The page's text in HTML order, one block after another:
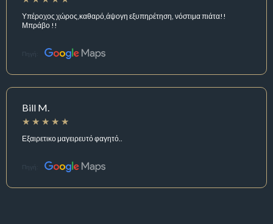
Υπέροχος χώρος,καθαρό,άψογη εξυπηρέτηση, νόστιμα πιάτα!!
Μπράβο !!
Πηγή:
Bill M.
Εξαιρετικο μαγειρευτό φαγητό..
Πηγή: